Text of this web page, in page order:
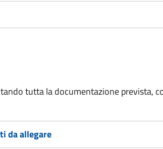
tutta la documentazione prevista,
da allegare